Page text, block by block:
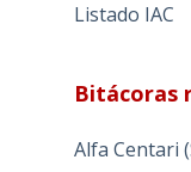
Listado IAC
Bitácoras
Alfa Centari